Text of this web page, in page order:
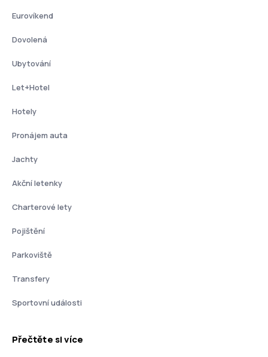
Eurovíkend
Dovolená
Ubytování
Let+Hotel
Hotely
Pronájem auta
Jachty
Akční letenky
Charterové lety
Pojištění
Parkoviště
Transfery
Sportovní události
Přečtěte si více